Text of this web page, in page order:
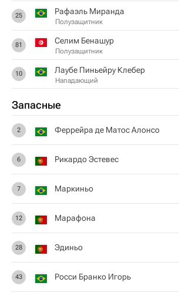
25 Рафаэль Миранда
Полузащитник
81 Селим Бенашур
Полузащитник
10 Лаубе Пиньейру Клебер
Нападающий
Запасные
2 Феррейра де Матос Алонсо
6 Рикардо Эстевес
7 Маркиньо
12 Марафона
28 Эдиньо
43 Росси Бранко Игорь